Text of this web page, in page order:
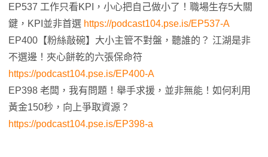
EP537 工作只看KPI，小心把自己做小了！職場生存5大關
鍵，KPI並非首選 https://podcast104.pse.is/EP537-A
EP400【粉絲敲碗】大小主管不對盤，聽誰的？ 江湖是非
不選邊！夾心餅乾的六張保命符
https://podcast104.pse.is/EP400-A
EP398 老闆，我有問題！舉手求援，並非無能！如何利用
黃金150秒，向上爭取資源？
https://podcast104.pse.is/EP398-a